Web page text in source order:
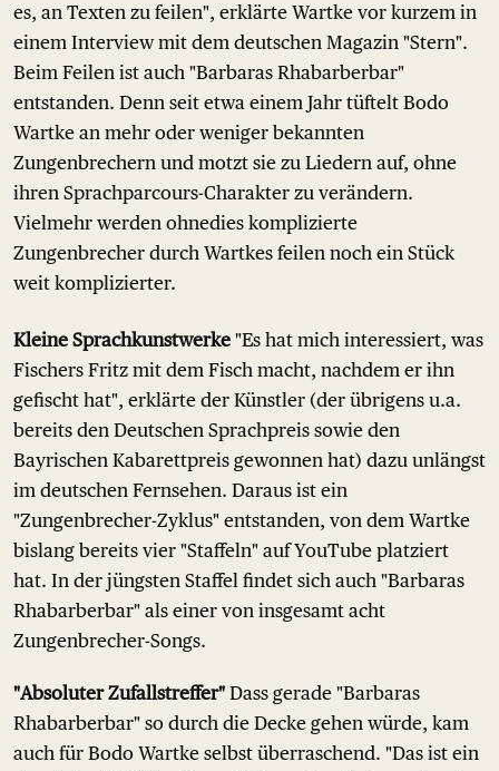
es, an Texten zu feilen", erklärte Wartke vor kurzem in
einem Interview mit dem deutschen Magazin "Stern".
Beim Feilen ist auch "Barbaras Rhabarberbar"
entstanden. Denn seit etwa einem Jahr tüftelt Bodo
Wartke an mehr oder weniger bekannten
Zungenbrechern und motzt sie zu Liedern auf, ohne
ihren Sprachparcours-Charakter zu verändern.
Vielmehr werden ohnedies komplizierte
Zungenbrecher durch Wartkes feilen noch ein Stück
weit komplizierter.
Kleine Sprachkunstwerke "Es hat mich interessiert, was
Fischers Fritz mit dem Fisch macht, nachdem er ihn
gefischt hat", erklärte der Künstler (der übrigens u.a.
bereits den Deutschen Sprachpreis sowie den
Bayrischen Kabarettpreis gewonnen hat) dazu unlängst
im deutschen Fernsehen. Daraus ist ein
"Zungenbrecher-Zyklus" entstanden, von dem Wartke
bislang bereits vier "Staffeln" auf YouTube platziert
hat. In der jüngsten Staffel findet sich auch "Barbaras
Rhabarberbar" als einer von insgesamt acht
Zungenbrecher-Songs.
"Absoluter Zufallstreffer" Dass gerade "Barbaras
Rhabarberbar" so durch die Decke gehen würde, kam
auch für Bodo Wartke selbst überraschend. "Das ist ein